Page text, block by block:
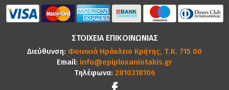
ΣΤΟΙΧΕΙΑ ΕΠΙΚΟΙΝΩΝΙΑΣ
Διεύθυνση: Φοινικιά Ηράκλειο Κρήτης, Τ.Κ. 715 00
Email: info@epiploxaniotakis.gr
Τηλέφωνα: 2810318106